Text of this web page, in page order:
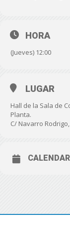
HORA
(Jueves) 12:00
LUGAR
Hall de la Sala de
Planta.
C/ Navarro